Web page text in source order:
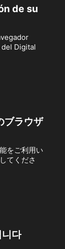
de su
Digital
ブラウザ
をご利用い
てくださ
다